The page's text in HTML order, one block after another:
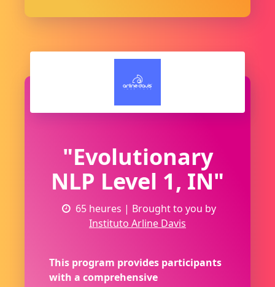
"Evolutionary
NLP Level 1, IN"
65 heures | Brought to you by
Instituto Arline Davis
This program provides participants
with a comprehensive